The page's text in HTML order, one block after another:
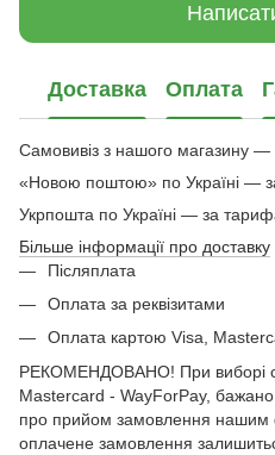
Доставка Оплата
Самовивіз з нашого магазину —
«Новою поштою» по Україні —
Укрпошта по Україні — за
Більше інформації про доставку
Післяплата
Оплата за реквізитами
Оплата картою Visa,
РЕКОМЕНДОВАНО! При виборі
Mastercard - WayForPay, бажано
про прийом замовлення
оплачене замовлення